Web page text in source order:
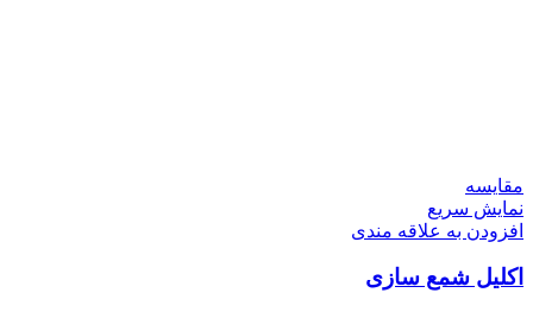
مقايسه
نمایش سریع
افزودن به علاقه مندی
اکلیل شمع سازی